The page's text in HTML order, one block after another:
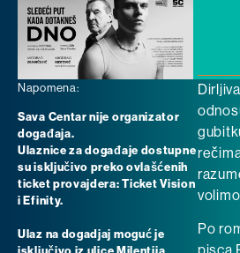
Napomena:
Sava Centar nije organizator
događaja.
Ulaznice za događaje dostupne
su isključivo preko ovlašćenih
ticket provajdera: Ticket Vision
i Efinity.
Ulaz na dogadjaj moguć je
Po